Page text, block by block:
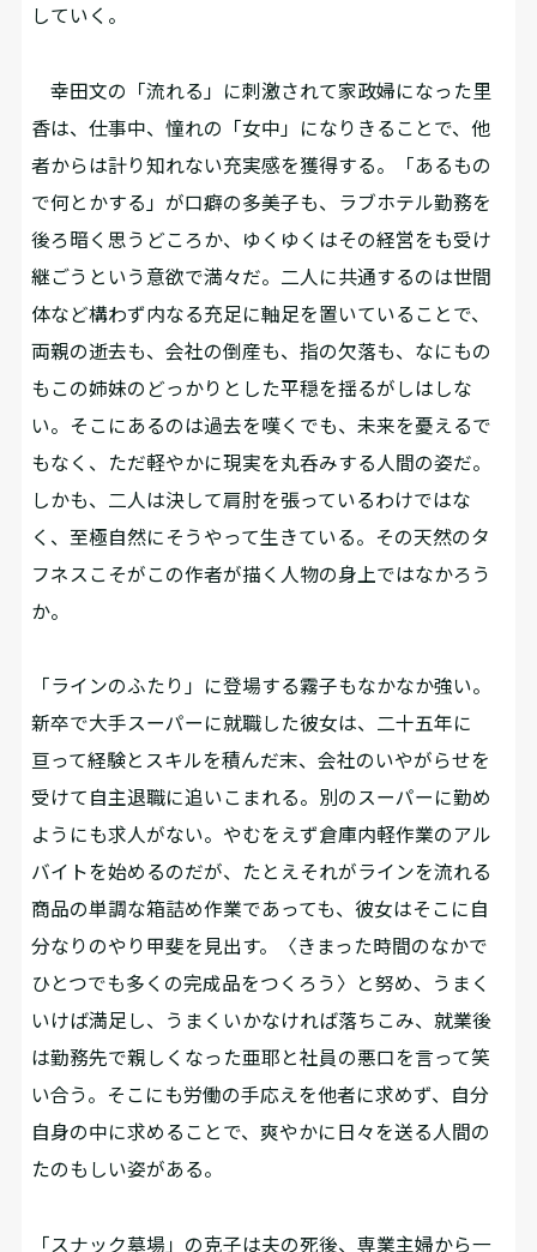
していく。
幸田文の「流れる」に刺激されて家政婦になった里
香は、仕事中、憧れの「女中」になりきることで、他
者からは計り知れない充実感を獲得する。「あるもの
で何とかする」が口癖の多美子も、ラブホテル勤務を
後ろ暗く思うどころか、ゆくゆくはその経営をも受け
継ごうという意欲で満々だ。二人に共通するのは世間
体など構わず内なる充足に軸足を置いていることで、
両親の逝去も、会社の倒産も、指の欠落も、なにもの
もこの姉妹のどっかりとした平穏を揺るがしはしな
い。そこにあるのは過去を嘆くでも、未来を憂えるで
もなく、ただ軽やかに現実を丸呑みする人間の姿だ。
しかも、二人は決して肩肘を張っているわけではな
く、至極自然にそうやって生きている。その天然のタ
フネスこそがこの作者が描く人物の身上ではなかろう
か。
「ラインのふたり」に登場する霧子もなかなか強い。
新卒で大手スーパーに就職した彼女は、二十五年に
亘って経験とスキルを積んだ末、会社のいやがらせを
受けて自主退職に追いこまれる。別のスーパーに勤め
ようにも求人がない。やむをえず倉庫内軽作業のアル
バイトを始めるのだが、たとえそれがラインを流れる
商品の単調な箱詰め作業であっても、彼女はそこに自
分なりのやり甲斐を見出す。〈きまった時間のなかで
ひとつでも多くの完成品をつくろう〉と努め、うまく
いけば満足し、うまくいかなければ落ちこみ、就業後
は勤務先で親しくなった亜耶と社員の悪口を言って笑
い合う。そこにも労働の手応えを他者に求めず、自分
自身の中に求めることで、爽やかに日々を送る人間の
たのもしい姿がある。
「スナック墓場」の克子は夫の死後、専業主婦から一